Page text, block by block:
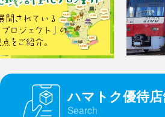
ハマトク優待
Search